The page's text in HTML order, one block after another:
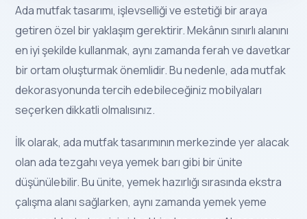
Ada mutfak tasarımı, işlevselliği ve estetiği bir araya
getiren özel bir yaklaşım gerektirir. Mekânın sınırlı alanını
en iyi şekilde kullanmak, aynı zamanda ferah ve davetkar
bir ortam oluşturmak önemlidir. Bu nedenle, ada mutfak
dekorasyonunda tercih edebileceğiniz mobilyaları
seçerken dikkatli olmalısınız.
İlk olarak, ada mutfak tasarımının merkezinde yer alacak
olan ada tezgahı veya yemek barı gibi bir ünite
düşünülebilir. Bu ünite, yemek hazırlığı sırasında ekstra
çalışma alanı sağlarken, aynı zamanda yemek yeme